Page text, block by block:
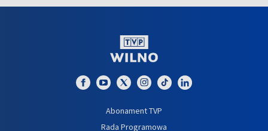
Abonament TVP
Rada Programowa